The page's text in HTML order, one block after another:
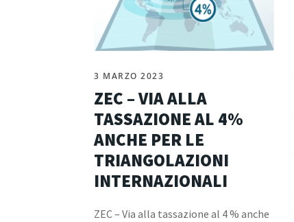
3 MARZO 2023
ZEC – VIA ALLA
TASSAZIONE AL 4%
ANCHE PER LE
TRIANGOLAZIONI
INTERNAZIONALI
ZEC – Via alla tassazione al 4 % anche